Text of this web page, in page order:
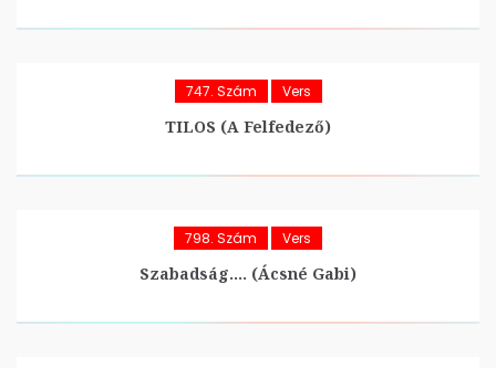
747. Szám Vers
TILOS (A Felfedező)
798. Szám Vers
Szabadság…. (Ácsné Gabi)